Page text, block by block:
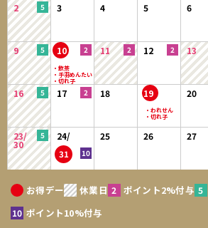
2 3 4 5 6
9 10 11 12 13
16 17 18 19 20
23/
30
24/
31
25 26 27
お得デー 休業日 ポイント2%付与
ポイント10%付与